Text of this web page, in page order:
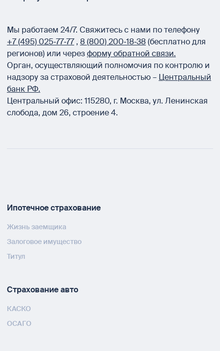
Мы работаем 24/7. Свяжитесь с нами по телефону
+7 (495) 025‑77‑77 , 8 (800) 200‑18‑38(бесплатно для
регионов) или черезформу обратной связи.
Орган, осуществляющий полномочия по контролю и
надзору за страховой деятельностью – Центральный
банк РФ.
Центральный офис: 115280, г. Москва, ул. Ленинская
слобода, дом 26, строение 4.
Ипотечное страхование
Жизнь заемщика
Залоговое имущество
Титул
Страхование авто
КАСКО
ОСАГО